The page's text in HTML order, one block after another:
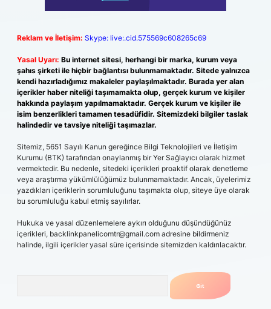
Reklam ve İletişim: Skype: live:.cid.575569c608265c69
Yasal Uyarı: Bu internet sitesi, herhangi bir marka, kurum veya
şahıs şirketi ile hiçbir bağlantısı bulunmamaktadır. Sitede yalnızca
kendi hazırladığımız makaleler paylaşılmaktadır. Burada yer alan
içerikler haber niteliği taşımamakta olup, gerçek kurum ve kişiler
hakkında paylaşım yapılmamaktadır. Gerçek kurum ve kişiler ile
isim benzerlikleri tamamen tesadüfidir. Sitemizdeki bilgiler taslak
halindedir ve tavsiye niteliği taşımazlar.
Sitemiz, 5651 Sayılı Kanun gereğince Bilgi Teknolojileri ve İletişim
Kurumu (BTK) tarafından onaylanmış bir Yer Sağlayıcı olarak hizmet
vermektedir. Bu nedenle, sitedeki içerikleri proaktif olarak denetleme
veya araştırma yükümlülüğümüz bulunmamaktadır. Ancak, üyelerimiz
yazdıkları içeriklerin sorumluluğunu taşımakta olup, siteye üye olarak
bu sorumluluğu kabul etmiş sayılırlar.
Hukuka ve yasal düzenlemelere aykırı olduğunu düşündüğünüz
içerikleri, backlinkpanelicomtr@gmail.com adresine bildirmeniz
halinde, ilgili içerikler yasal süre içerisinde sitemizden kaldırılacaktır.